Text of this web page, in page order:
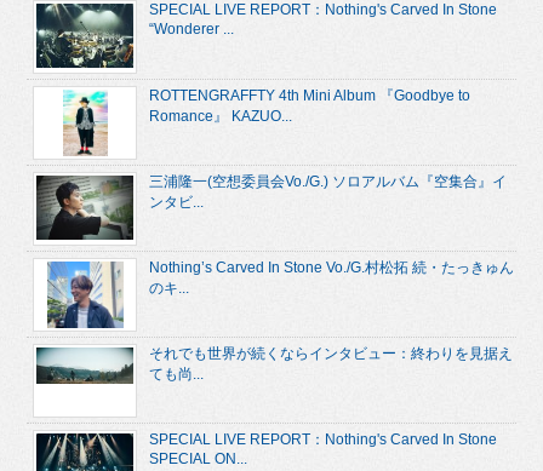
SPECIAL LIVE REPORT：Nothing's Carved In Stone
“Wonderer ...
ROTTENGRAFFTY 4th Mini Album 『Goodbye to
Romance』 KAZUO...
三浦隆一(空想委員会Vo./G.) ソロアルバム『空集合』イ
ンタビ...
Nothing’s Carved In Stone Vo./G.村松拓 続・たっきゅん
のキ...
それでも世界が続くならインタビュー：終わりを見据え
ても尚...
SPECIAL LIVE REPORT：Nothing's Carved In Stone
SPECIAL ON...